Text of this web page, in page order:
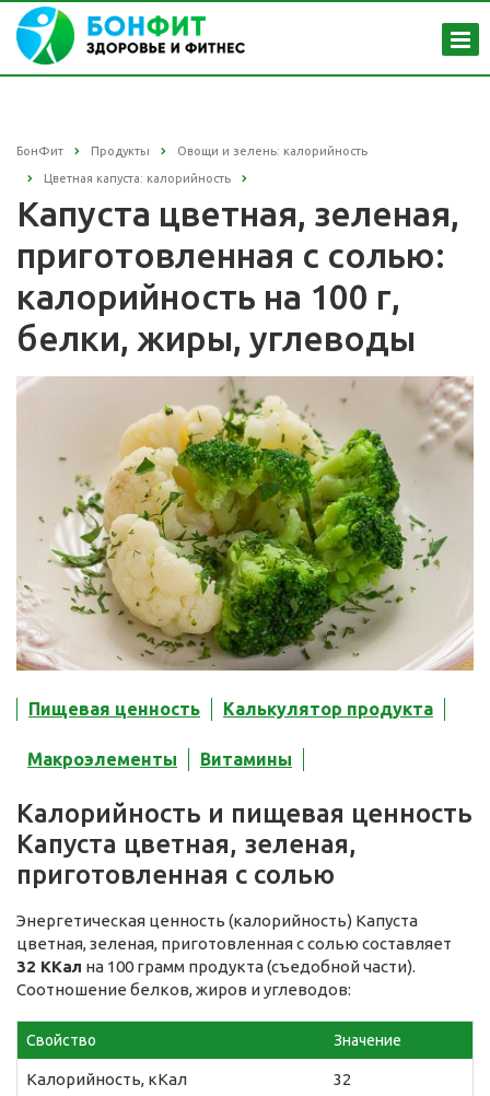
БонФит Продукты Овощи и зелень: калорийность
Цветная капуста: калорийность
Капуста цветная, зеленая,
приготовленная с солью:
калорийность на 100 г,
белки, жиры, углеводы
Пищевая ценность Калькулятор продукта
Макроэлементы Витамины
Калорийность и пищевая ценность
Капуста цветная, зеленая,
приготовленная с солью
Энергетическая ценность (калорийность) Капуста
цветная, зеленая, приготовленная с солью составляет
32 ККал на 100 грамм продукта (съедобной части).
Соотношение белков, жиров и углеводов:
Свойство Значение
Калорийность, кКал 32